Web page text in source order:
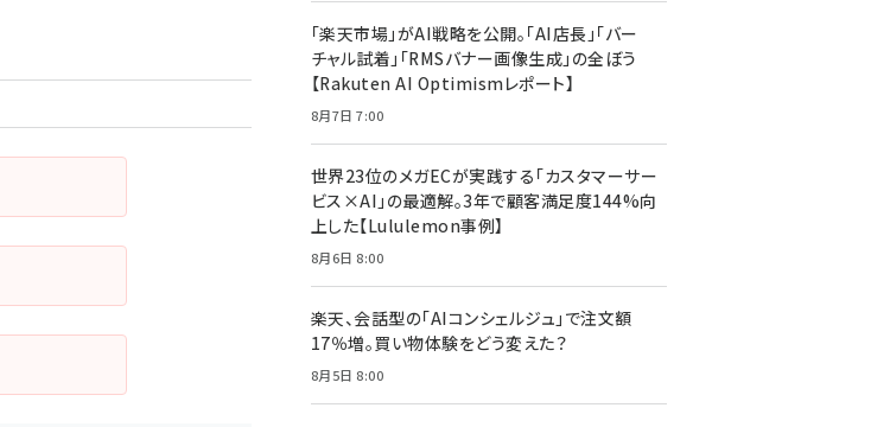
「楽天市場」がAI戦略を公開。「AI店長」「バー
チャル試着」「RMSバナー画像生成」の全ぼう
【Rakuten AI Optimismレポート】
8月7日 7:00
世界23位のメガECが実践する「カスタマーサー
ビス×AI」の最適解。3年で顧客満足度144%向
上した【Lululemon事例】
8月6日 8:00
楽天、会話型の「AIコンシェルジュ」で注文額
17％増。買い物体験をどう変えた？
8月5日 8:00